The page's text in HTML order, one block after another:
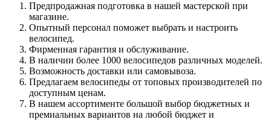
Предпродажная подготовка в нашей мастерской при
магазине.
Опытный персонал поможет выбрать и настроить
велосипед.
Фирменная гарантия и обслуживание.
В наличии более 1000 велосипедов различных моделей.
Возможность доставки или самовывоза.
Предлагаем велосипеды от топовых производителей по
доступным ценам.
В нашем ассортименте большой выбор бюджетных и
премиальных вариантов на любой бюджет и